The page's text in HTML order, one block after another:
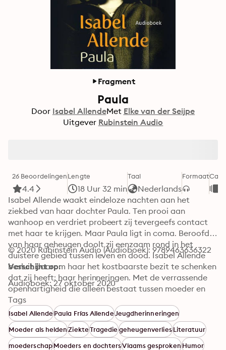
Fragment
Paula
Door Isabel AllendeMet Elke van der Seijpe
Uitgever Rubinstein Audio
26 Beoordelingen
4.4
Lengte
18 Uur 32 min
Taal
Nederlands
Formaat
Isabel Allende waakt eindeloze nachten aan het
ziekbed van haar dochter Paula. Ten prooi aan
wanhoop en verdriet probeert zij tevergeefs contact
met haar te krijgen. Maar Paula ligt in coma. Beroofd
van haar geheugen doolt zij eenzaam rond in het
duistere gebied tussen leven en dood. Isabel Allende
besluit daarom haar het kostbaarste bezit te schenken
dat zij heeft: haar herinneringen. Met de verrassende
openhartigheid die alleen bestaat tussen moeder en
dochter vertelt zij haar verhaal. Zo ontstaat een
fascinerend en aangrijpend boek dat ondanks de
tragiek doorspekt is met humor, een boek vol met
vrolijke en minder vrolijke anecdotes uit het woelige
bestaan van deze Chileense schrijfster.
© 2020 Rubinstein Audio (Audioboek): 9789463636322
Verschijnt op:
Audioboek: 27 oktober 2020
Tags
Isabel AllendePaula Frías AllendeJeugdherinneringen
Moeder als heldenZiekteTragediegeheugenverliesLiteratuur
moederschapMoeders en dochtersVlaams gesprokenHumor